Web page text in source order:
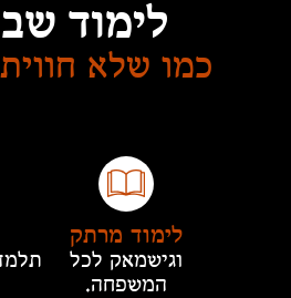
לימוד
כמו שלא חווית
לימוד מרתק
וגישמאק לכל
המשפחה.